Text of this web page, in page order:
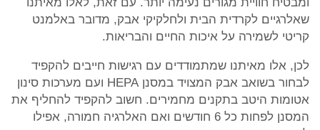
שאלרגיים לקרדית הבית ולחלקיקי אבק, מדובר באלמנט
קריטי לשמירה על איכות החיים והבריאות.
לכן, אלו מאיתנו שמתמודדים עם רגישות חייבים להקפיד
לבחור בשואב אבק המצויד במסנן HEPA ועם מערכות סינון
אטומות היטב בתקנים מחמירים. חשוב להקפיד להחליף את
המסנן לפחות כל 6 חודשים ואם האלרגיה חמורה, אפילו